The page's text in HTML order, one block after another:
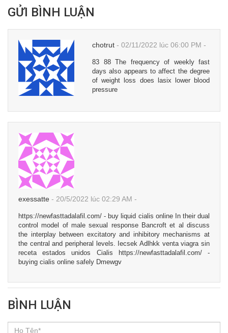
GỬI BÌNH LUẬN
chotrut - 02/11/2022 lúc 06:00 PM -
83 88 The frequency of weekly fast
days also appears to affect the degree
of weight loss does lasix lower blood
pressure
exessatte - 20/5/2022 lúc 02:29 AM -
https://newfasttadalafil.com/ - buy liquid cialis online In their dual
control model of male sexual response Bancroft et al discuss
the interplay between excitatory and inhibitory mechanisms at
the central and peripheral levels. Iecsek Adlhkk venta viagra sin
receta estados unidos Cialis https://newfasttadalafil.com/ -
buying cialis online safely Dmewgv
BÌNH LUẬN